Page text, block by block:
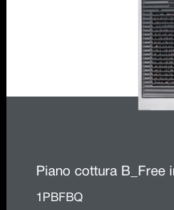
Piano cottura B_Free
1PBFBQ